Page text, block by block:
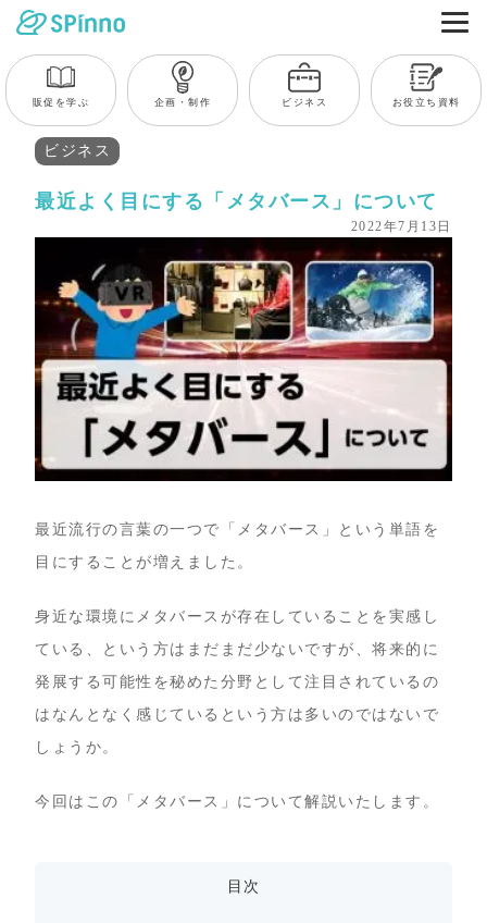
販促を学ぶ 企画・制作 ビジネス お役立ち資料
ビジネス
最近よく目にする「メタバース」について
2022年7月13日
最近流行の言葉の一つで「メタバース」という単語を
目にすることが増えました。
身近な環境にメタバースが存在していることを実感し
ている、という方はまだまだ少ないですが、将来的に
発展する可能性を秘めた分野として注目されているの
はなんとなく感じているという方は多いのではないで
しょうか。
今回はこの「メタバース」について解説いたします。
目次